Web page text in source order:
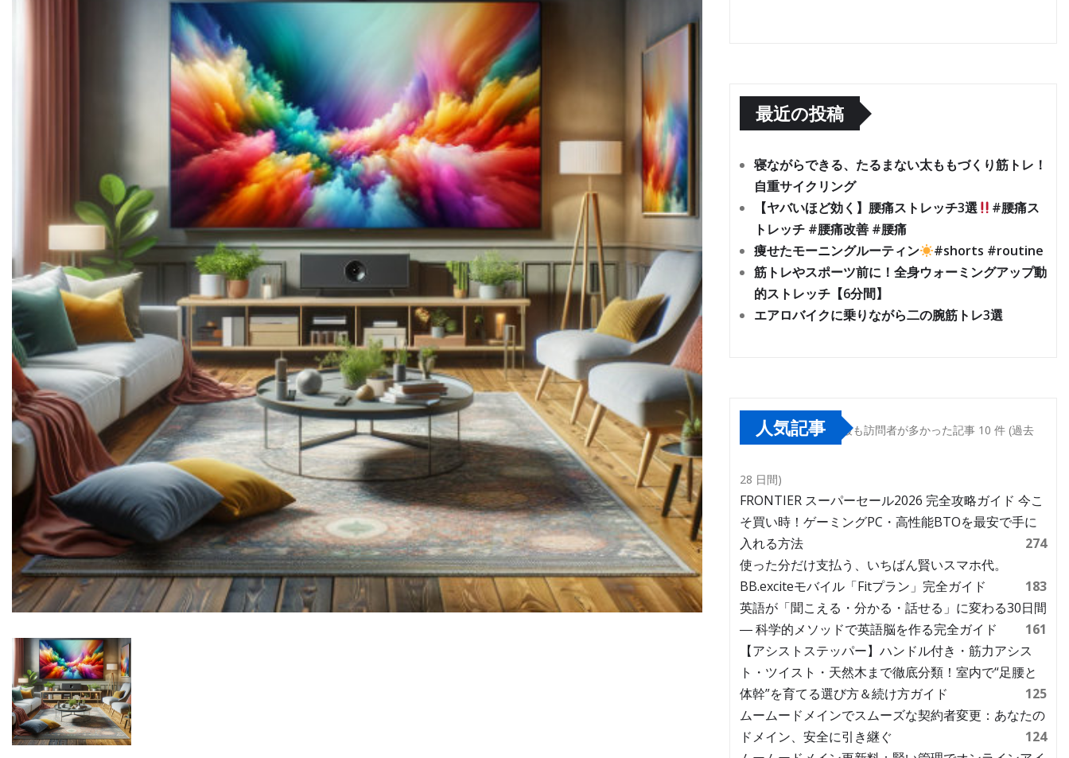
最近の投稿
寝ながらできる、たるまない太ももづくり筋トレ！
自重サイクリング
【ヤバいほど効く】腰痛ストレッチ3選
#腰痛ス
トレッチ #腰痛改善 #腰痛
痩せたモーニングルーティン
#shorts #routine
筋トレやスポーツ前に！全身ウォーミングアップ動
的ストレッチ【6分間】
エアロバイクに乗りながら二の腕筋トレ3選
人気記事 最も訪問者が多かった記事 10 件 (過去
28 日間)
FRONTIER スーパーセール2026 完全攻略ガイド 今こ
そ買い時！ゲーミングPC・高性能BTOを最安で手に
入れる方法
274
使った分だけ支払う、いちばん賢いスマホ代。
BB.exciteモバイル「Fitプラン」完全ガイド
183
英語が「聞こえる・分かる・話せる」に変わる30日間
― 科学的メソッドで英語脳を作る完全ガイド
161
【アシストステッパー】ハンドル付き・筋力アシス
ト・ツイスト・天然木まで徹底分類！室内で“足腰と
体幹”を育てる選び方＆続け方ガイド
125
ムームードメインでスムーズな契約者変更：あなたの
ドメイン、安全に引き継ぐ
124